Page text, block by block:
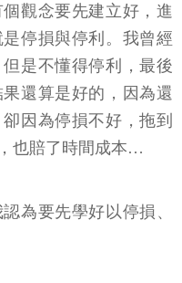
觀念要先建立好，進
停損與停利。我曾經
是不懂得停利，最後
還算是好的，因為還
因為停損不好，拖到
也賠了時間成本…
為要先學好以停損、